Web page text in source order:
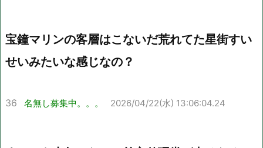
宝鐘マリンの客層はこないだ荒れてた星街すい
せいみたいな感じなの？
36 名無し募集中。。。 2026/04/22(水) 13:06:04.24